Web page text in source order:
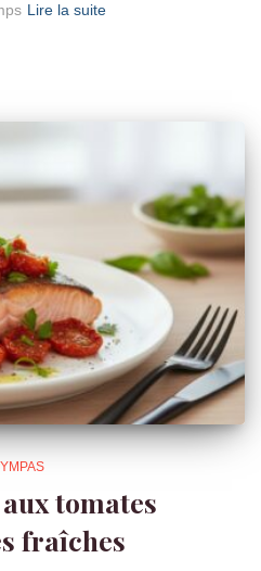
Lire la suite
tomates
fraîches